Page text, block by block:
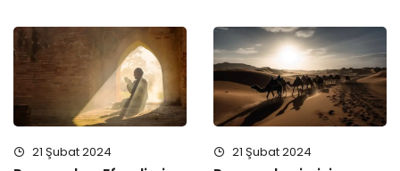
21 Şubat 2024 21 Şubat 2024